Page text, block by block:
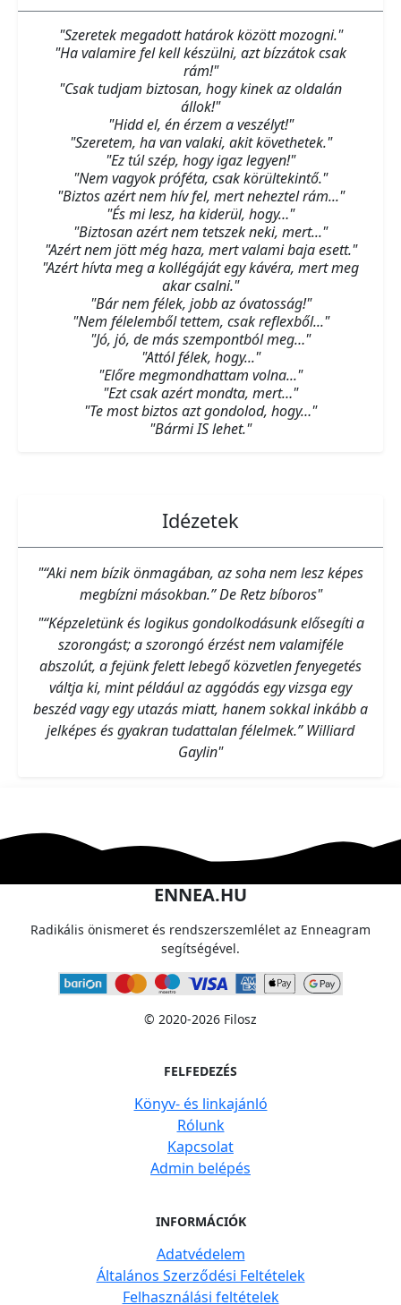
"Szeretek megadott határok között mozogni."
"Ha valamire fel kell készülni, azt bízzátok csak
rám!"
"Csak tudjam biztosan, hogy kinek az oldalán
állok!"
"Hidd el, én érzem a veszélyt!"
"Szeretem, ha van valaki, akit követhetek."
"Ez túl szép, hogy igaz legyen!"
"Nem vagyok próféta, csak körültekintő."
"Biztos azért nem hív fel, mert neheztel rám..."
"És mi lesz, ha kiderül, hogy…"
"Biztosan azért nem tetszek neki, mert..."
"Azért nem jött még haza, mert valami baja esett."
"Azért hívta meg a kollégáját egy kávéra, mert meg
akar csalni."
"Bár nem félek, jobb az óvatosság!"
"Nem félelemből tettem, csak reflexből..."
"Jó, jó, de más szempontból meg…"
"Attól félek, hogy..."
"Előre megmondhattam volna..."
"Ezt csak azért mondta, mert…"
"Te most biztos azt gondolod, hogy…"
"Bármi IS lehet."
Idézetek
"“Aki nem bízik önmagában, az soha nem lesz képes
megbízni másokban.” De Retz bíboros"
"“Képzeletünk és logikus gondolkodásunk elősegíti a
szorongást; a szorongó érzést nem valamiféle
abszolút, a fejünk felett lebegő közvetlen fenyegetés
váltja ki, mint például az aggódás egy vizsga egy
beszéd vagy egy utazás miatt, hanem sokkal inkább a
jelképes és gyakran tudattalan félelmek.” Williard
Gaylin"
ENNEA.HU
Radikális önismeret és rendszerszemlélet az Enneagram
segítségével.
© 2020-2026 Filosz
FELFEDEZÉS
Könyv- és linkajánló
Rólunk
Kapcsolat
Admin belépés
INFORMÁCIÓK
Adatvédelem
Általános Szerződési Feltételek
Felhasználási feltételek